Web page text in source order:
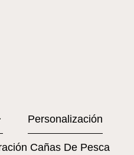
Personalización
Cañas De Pesca